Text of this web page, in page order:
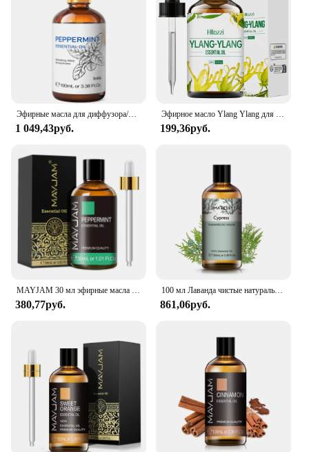
competitive prices, making it an attractive option
for those looking to stock up on essential oils for
their businesses or personal use. The long-lasting
fragrance and high-quality standards make this
essential oil a staple for anyone seeking to
incorporate the benefits of aromatherapy into their
lifestyle.
Эфирные масла для диффузора/увлажнителя/массажа/ароматерапии HIQILI 100 мл Ylang для изготовления свечей/мыла
1 049,43руб.
Эфирное масло Ylang Ylang для массажа, душа, ухода за кожей, диффузии, релаксации, ароматерапии, увлажнителя, изготовления свечей
199,36руб.
MAYJAM 30 мл эфирные масла ветивер Тимьян ваниль перечная мята иланг Жасмин эвкалипт для увлажнителя ароматизированной свечи
380,77руб.
100 мл Лаванда чистые натуральные розы эфирные масла увлажнитель диффузор ваниль перечная мята гвоздики чайное дерево иланг лимонное ароматическое масло
861,06руб.